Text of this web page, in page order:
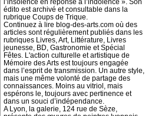
l’insolence en réponse à l’indolence ». Son
édito est archivé et consultable dans la
rubrique Coups de Trique.
Continuez à lire blog-des-arts.com où des
articles sont régulièrement publiés dans les
rubriques Livres, Art, Littérature, Livres
jeunesse, BD, Gastronomie et Spécial
Fêtes. L'action culturelle et artistique de
Mémoire des Arts est toujours engagée
dans l’esprit de transmission. Un autre style,
mais une même volonté de partage des
connaissances. Moins au vitriol, mais
espérons le, toujours avec pertinence et
dans un souci d’indépendance.
A Lyon, la galerie, 124 rue de Sèze,